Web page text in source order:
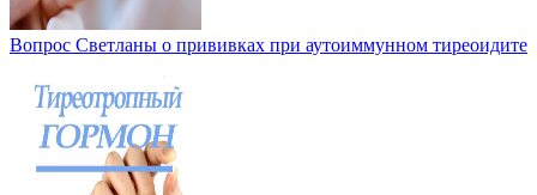
Вопрос Светланы о прививках при аутоиммунном тиреоидите